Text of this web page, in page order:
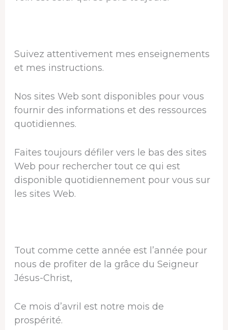
Suivez attentivement mes enseignements
et mes instructions.
Nos sites Web sont disponibles pour vous
fournir des informations et des ressources
quotidiennes.
Faites toujours défiler vers le bas des sites
Web pour rechercher tout ce qui est
disponible quotidiennement pour vous sur
les sites Web.
Tout comme cette année est l’année pour
nous de profiter de la grâce du Seigneur
Jésus-Christ,
Ce mois d’avril est notre mois de
prospérité.